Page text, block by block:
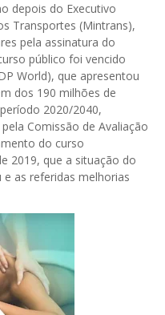
depois do Executivo
Transportes (Mintrans),
pela assinatura do
público foi vencido
World), que apresentou
dos 190 milhões de
2020/2040,
Comissão de Avaliação
do curso
2019, que a situação do
as referidas melhorias